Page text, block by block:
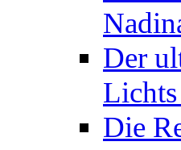
Der
Die